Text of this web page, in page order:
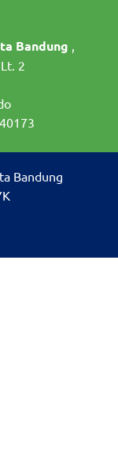
Bandung
2
Bandung